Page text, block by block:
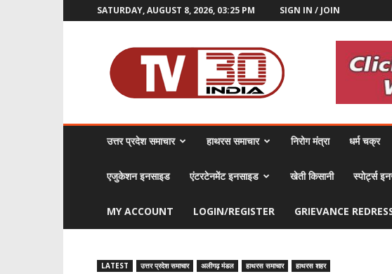
SATURDAY, AUGUST 8, 2026, 03:25 PM SIGN IN / JOIN
India
उत्तर प्रदेश समाचार हाथरस समाचार निरोग मंत्रा धर्म चक्र
एजुकेशन इनसाइड एंटरटेनमेंट इनसाइड खेती किसानी स्पोर्ट्स
MY ACCOUNT LOGIN/REGISTER GRIEVANCE
LATEST उत्तर प्रदेश समाचार अलीगढ़ मंडल हाथरस समाचार हाथरस शहर